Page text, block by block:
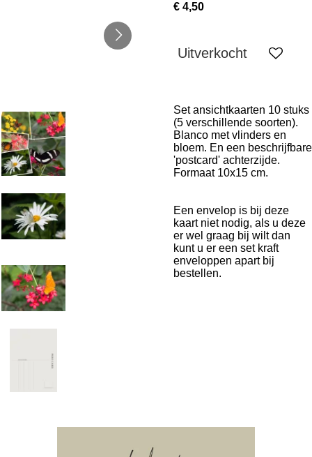
€ 4,50
Uitverkocht
Set ansichtkaarten 10 stuks
(5 verschillende soorten).
Blanco met vlinders en
bloem. En een beschrijfbare
'postcard' achterzijde.
Formaat 10x15 cm.
Een envelop is bij deze
kaart niet nodig, als u deze
er wel graag bij wilt dan
kunt u er een set kraft
enveloppen apart bij
bestellen.